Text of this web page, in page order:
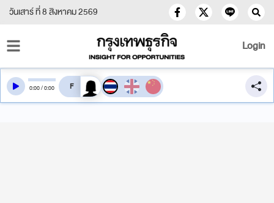
วันเสาร์ ที่ 8 สิงหาคม 2569
Login
0:00/0:00 สลับเสียงอ่าน